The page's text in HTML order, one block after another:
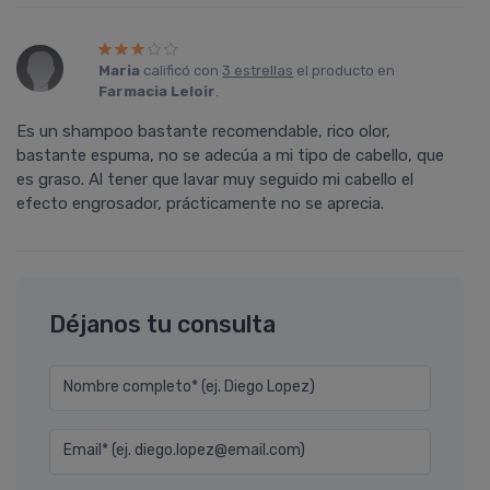
Maria calificó con 3 estrellas el producto en
Farmacia Leloir.
Es un shampoo bastante recomendable, rico olor,
bastante espuma, no se adecúa a mi tipo de cabello, que
es graso. Al tener que lavar muy seguido mi cabello el
efecto engrosador, prácticamente no se aprecia.
Déjanos tu consulta
Nombre completo* (ej. Diego Lopez)
Email* (ej. diego.lopez@email.com)